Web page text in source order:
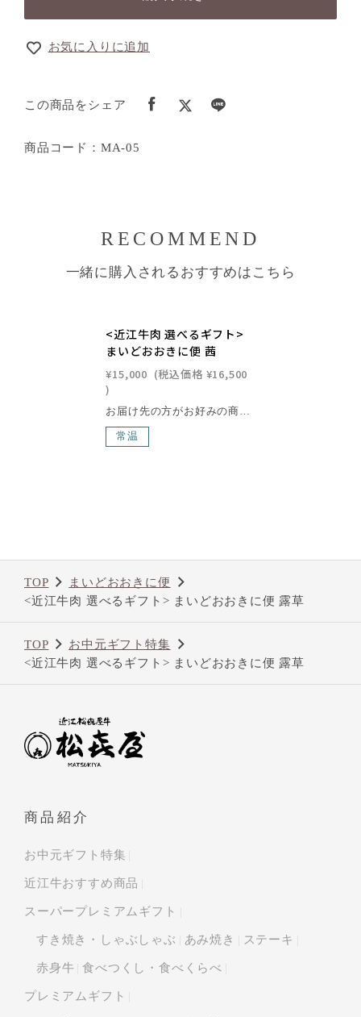
お気に入りに追加
この商品をシェア
商品コード：MA-05
RECOMMEND
一緒に購入されるおすすめはこちら
<近江牛肉 選べるギフト>
まいどおおきに便 茜
¥15,000 (税込価格 ¥16,500
)
常温
TOP
まいどおおきに便
<近江牛肉 選べるギフト> まいどおおきに便 露草
TOP
お中元ギフト特集
<近江牛肉 選べるギフト> まいどおおきに便 露草
商品紹介
お中元ギフト特集
近江牛おすすめ商品
スーパープレミアムギフト
すき焼き・しゃぶしゃぶ あみ焼き ステーキ
赤身牛 食べつくし・食べくらべ
プレミアムギフト